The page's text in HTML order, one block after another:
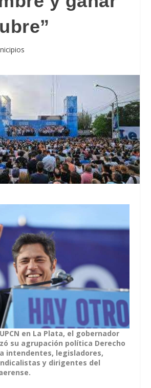
en La Plata, el gobernador
su agrupación política Derecho
intendentes, legisladores,
y dirigentes del